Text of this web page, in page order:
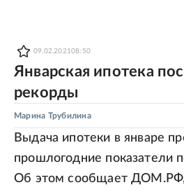
09.02.202108:50
Январская ипотека
рекорды
Марина Трубилина
Выдача ипотеки в январе
прошлогодние показатели
Об этом сообщает ДОМ.РФ,